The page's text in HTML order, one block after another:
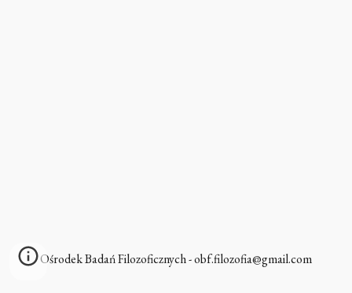
Ośrodek Badań Filozoficznych - obf.filozofia@gmail.com